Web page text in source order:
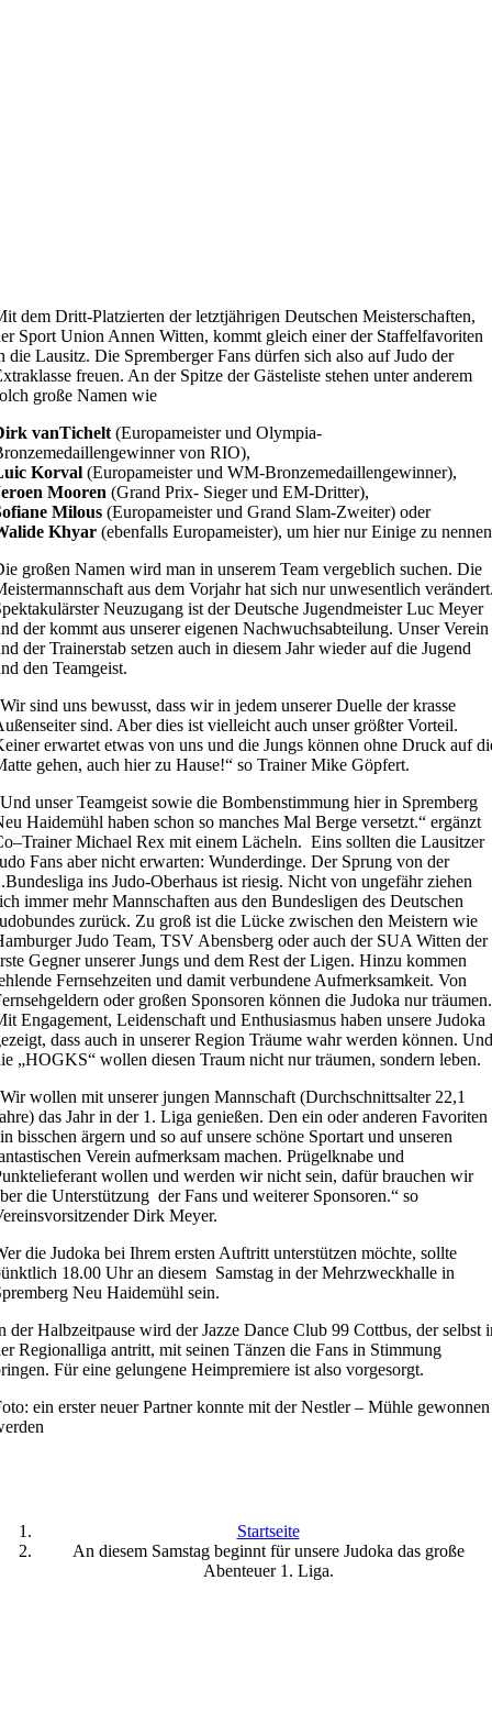
dem Dritt-Platzierten der letztjährigen Deutschen Meisterschaften,
Sport Union Annen Witten, kommt gleich einer der Staffelfavoriten
die Lausitz. Die Spremberger Fans dürfen sich also auf Judo der
freuen. An der Spitze der Gästeliste stehen unter anderem
große Namen wie
vanTichelt (Europameister und Olympia-
von RIO),
Korval (Europameister und WM-Bronzemedaillengewinner),
Mooren (Grand Prix- Sieger und EM-Dritter),
Milous (Europameister und Grand Slam-Zweiter) oder
Khyar (ebenfalls Europameister), um hier nur Einige zu
großen Namen wird man in unserem Team vergeblich suchen. Die
aus dem Vorjahr hat sich nur unwesentlich
Neuzugang ist der Deutsche Jugendmeister Luc Meyer
der kommt aus unserer eigenen Nachwuchsabteilung. Unser Verein
der Trainerstab setzen auch in diesem Jahr wieder auf die Jugend
den Teamgeist.
sind uns bewusst, dass wir in jedem unserer Duelle der krasse
sind. Aber dies ist vielleicht auch unser größter Vorteil.
erwartet etwas von uns und die Jungs können ohne Druck auf
gehen, auch hier zu Hause!“ so Trainer Mike Göpfert.
unser Teamgeist sowie die Bombenstimmung hier in Spremberg
Haidemühl haben schon so manches Mal Berge versetzt.“ ergänzt
Michael Rex mit einem Lächeln. Eins sollten die Lausitzer
Fans aber nicht erwarten: Wunderdinge. Der Sprung von der
ins Judo-Oberhaus ist riesig. Nicht von ungefähr ziehen
immer mehr Mannschaften aus den Bundesligen des Deutschen
zurück. Zu groß ist die Lücke zwischen den Meistern wie
Judo Team, TSV Abensberg oder auch der SUA Witten der
Gegner unserer Jungs und dem Rest der Ligen. Hinzu kommen
Fernsehzeiten und damit verbundene Aufmerksamkeit. Von
oder großen Sponsoren können die Judoka nur träumen.
Engagement, Leidenschaft und Enthusiasmus haben unsere Judoka
dass auch in unserer Region Träume wahr werden können. Und
„HOGKS“ wollen diesen Traum nicht nur träumen, sondern leben.
wollen mit unserer jungen Mannschaft (Durchschnittsalter 22,1
das Jahr in der 1. Liga genießen. Den ein oder anderen Favoriten
bisschen ärgern und so auf unsere schöne Sportart und unseren
Verein aufmerksam machen. Prügelknabe und
wollen und werden wir nicht sein, dafür brauchen wir
die Unterstützung der Fans und weiterer Sponsoren.“ so
Dirk Meyer.
die Judoka bei Ihrem ersten Auftritt unterstützen möchte, sollte
18.00 Uhr an diesem Samstag in der Mehrzweckhalle in
Neu Haidemühl sein.
der Halbzeitpause wird der Jazze Dance Club 99 Cottbus, der selbst
Regionalliga antritt, mit seinen Tänzen die Fans in Stimmung
Für eine gelungene Heimpremiere ist also vorgesorgt.
ein erster neuer Partner konnte mit der Nestler – Mühle gewonnen
Startseite
An diesem Samstag beginnt für unsere Judoka das große
Abenteuer 1. Liga.